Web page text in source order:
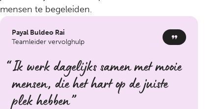
mensen te begeleiden.
Ik werk dagelijks samen met mooie
mensen, die het hart op de juiste
plek hebben
Payal Buldeo Rai
Teamleider vervolghulp